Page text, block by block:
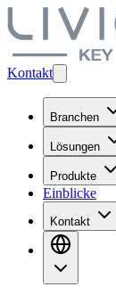
Kontakt
Branchen
Lösungen
Produkte
Einblicke
Kontakt